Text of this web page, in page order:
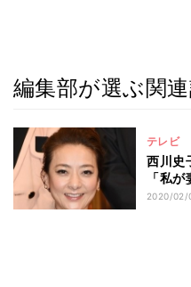
編集部が選ぶ関
テレビ
西川史
「私
2020/02/